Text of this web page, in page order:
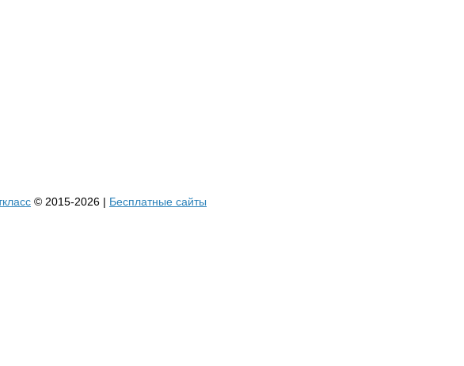
© 2015-2026 | Бесплатные сайты